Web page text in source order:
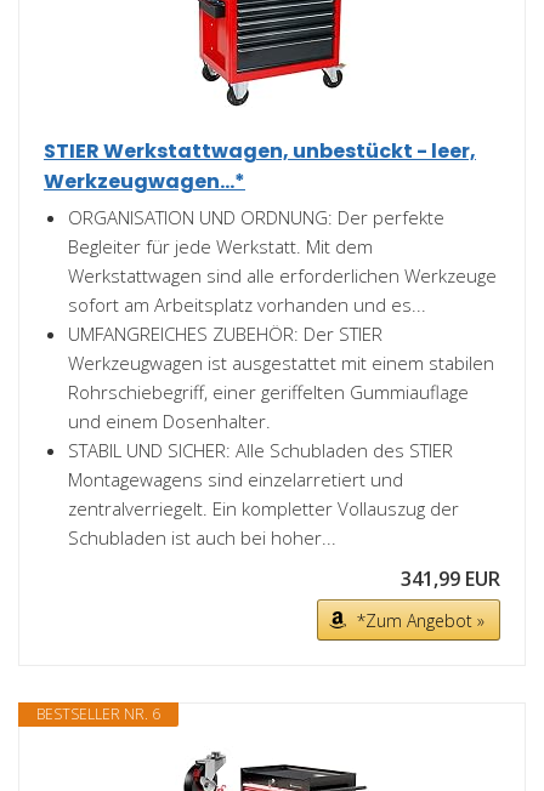
STIER Werkstattwagen, unbestückt - leer,
Werkzeugwagen...*
ORGANISATION UND ORDNUNG: Der perfekte
Begleiter für jede Werkstatt. Mit dem
Werkstattwagen sind alle erforderlichen Werkzeuge
sofort am Arbeitsplatz vorhanden und es...
UMFANGREICHES ZUBEHÖR: Der STIER
Werkzeugwagen ist ausgestattet mit einem stabilen
Rohrschiebegriff, einer geriffelten Gummiauflage
und einem Dosenhalter.
STABIL UND SICHER: Alle Schubladen des STIER
Montagewagens sind einzelarretiert und
zentralverriegelt. Ein kompletter Vollauszug der
Schubladen ist auch bei hoher...
341,99 EUR
*Zum Angebot »
BESTSELLER NR. 6